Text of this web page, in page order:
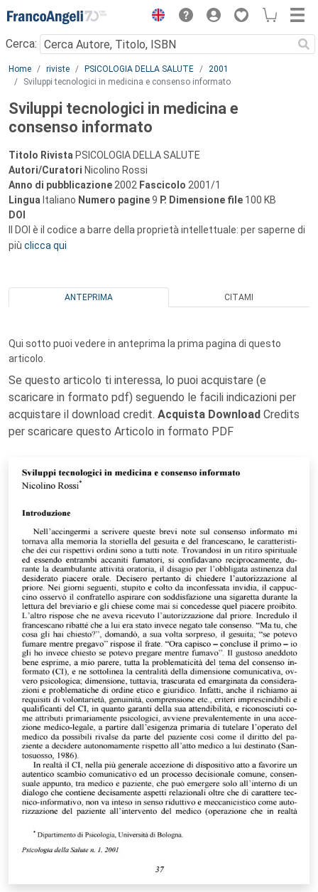
Menu
Cerca:
Main content
Home riviste PSICOLOGIA DELLA SALUTE
2001
Sviluppi tecnologici in medicina e consenso informato
Sviluppi tecnologici in medicina e
consenso informato
Titolo Rivista PSICOLOGIA DELLA SALUTE
Autori/Curatori Nicolino Rossi
Anno di pubblicazione 2002 Fascicolo 2001/1
Lingua Italiano Numero pagine9 P. Dimensione file 100 KB
DOI
Il DOI è il codice a barre della proprietà intellettuale: per saperne di
più clicca qui
ANTEPRIMA CITAMI
Qui sotto puoi vedere in anteprima la prima pagina di questo
articolo.
Se questo articolo ti interessa, lo puoi acquistare (e
scaricare in formato pdf) seguendo le facili indicazioni per
acquistare il download credit. Acquista Download Credits
per scaricare questo Articolo in formato PDF